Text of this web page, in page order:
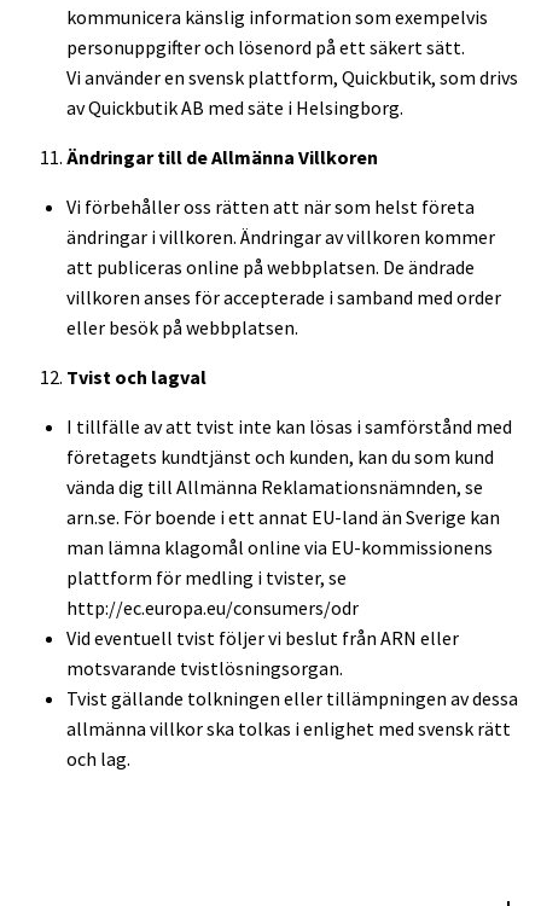
kommunicera känslig information som exempelvis
personuppgifter och lösenord på ett säkert sätt.
Vi använder en svensk plattform, Quickbutik, som drivs
av Quickbutik AB med säte i Helsingborg.
Ändringar till de Allmänna Villkoren
Vi förbehåller oss rätten att när som helst företa
ändringar i villkoren. Ändringar av villkoren kommer
att publiceras online på webbplatsen. De ändrade
villkoren anses för accepterade i samband med order
eller besök på webbplatsen.
Tvist och lagval
I tillfälle av att tvist inte kan lösas i samförstånd med
företagets kundtjänst och kunden, kan du som kund
vända dig till Allmänna Reklamationsnämnden, se
arn.se. För boende i ett annat EU-land än Sverige kan
man lämna klagomål online via EU-kommissionens
plattform för medling i tvister, se
http://ec.europa.eu/consumers/odr
Vid eventuell tvist följer vi beslut från ARN eller
motsvarande tvistlösningsorgan.
Tvist gällande tolkningen eller tillämpningen av dessa
allmänna villkor ska tolkas i enlighet med svensk rätt
och lag.